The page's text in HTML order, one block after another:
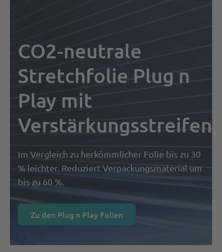
CO2-neutrale
Stretchfolie Plug n
Play mit
Verstärkungsstreifen
Im Vergleich zu herkömmlicher Folie bis zu 30
% leichter. Reduziert Verpackungsmaterial um
bis zu 60 %.
Zu den Plug n Play Folien